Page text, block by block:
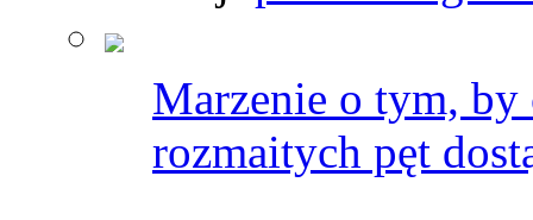
Marzenie o tym,
rozmaitych pęt